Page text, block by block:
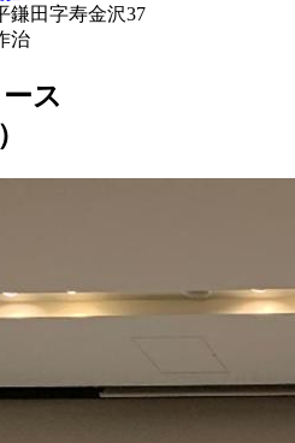
鎌田字寿金沢37
治
ス